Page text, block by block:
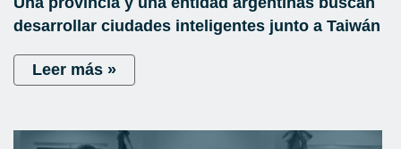
desarrollar ciudades inteligentes junto a Taiwán
Leer más »